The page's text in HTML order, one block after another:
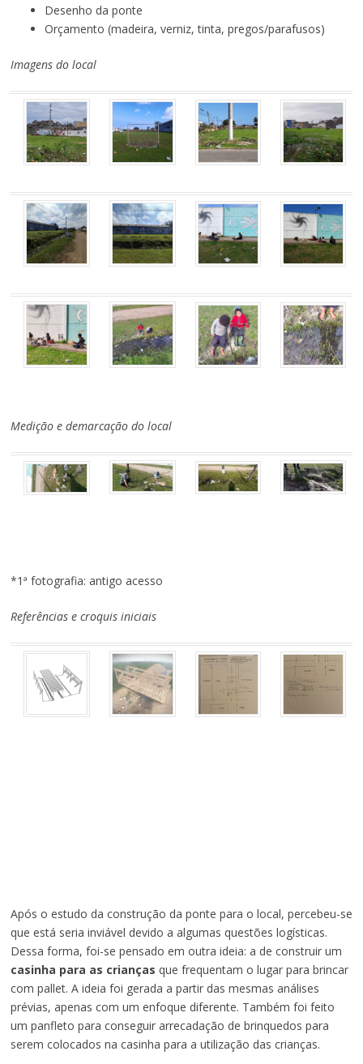
Desenho da ponte
Orçamento (madeira, verniz, tinta, pregos/parafusos)
Imagens do local
Medição e demarcação do local
*1ª fotografia: antigo acesso
Referências e croquis iniciais
Após o estudo da construção da ponte para o local, percebeu-se
que está seria inviável devido a algumas questões logísticas.
Dessa forma, foi-se pensado em outra ideia: a de construir um
casinha para as crianças que frequentam o lugar para brincar
com pallet. A ideia foi gerada a partir das mesmas análises
prévias, apenas com um enfoque diferente. Também foi feito
um panfleto para conseguir arrecadação de brinquedos para
serem colocados na casinha para a utilização das crianças.